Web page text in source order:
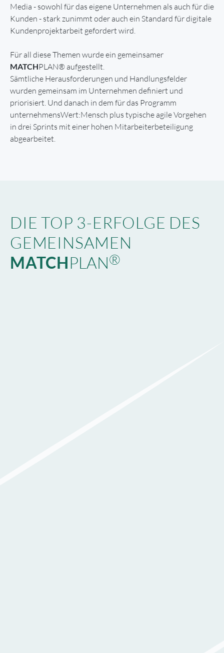
Media - sowohl für das eigene Unternehmen als auch für die
Kunden - stark zunimmt oder auch ein Standard für digitale
Kundenprojektarbeit gefordert wird.
Für all diese Themen wurde ein gemeinsamer
MATCHPLAN® aufgestellt.
Sämtliche Herausforderungen und Handlungsfelder
wurden gemeinsam im Unternehmen definiert und
priorisiert. Und danach in dem für das Programm
unternehmensWert:Mensch plus typische agile Vorgehen
in drei Sprints mit einer hohen Mitarbeiterbeteiligung
abgearbeitet.
DIE TOP 3-ERFOLGE DES
GEMEINSAMEN
MATCHPLAN®